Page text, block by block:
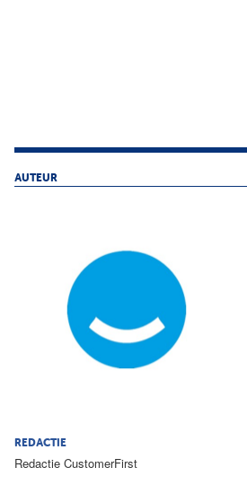
AUTEUR
REDACTIE
Redactie CustomerFirst